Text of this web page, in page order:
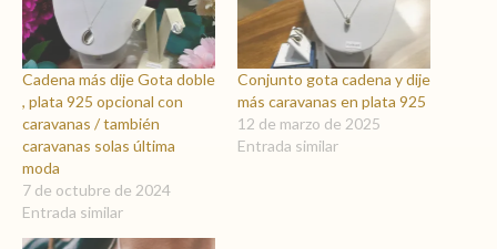
Cadena más dije Gota doble
, plata 925 opcional con
caravanas / también
caravanas solas última
moda
7 de octubre de 2024
Entrada similar
Conjunto gota cadena y dije
más caravanas en plata 925
12 de marzo de 2025
Entrada similar